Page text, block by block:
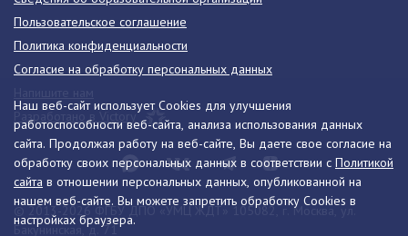
Наш веб-сайт использует Cookies для улучшения
работоспособности веб-сайта, анализа использования данных
сайта. Продолжая работу на веб-сайте, Вы даете свое согласие на
обработку своих персональных данных в соответствии с Политикой
сайта в отношении персональных данных, опубликованной на
нашем веб-сайте. Вы можете запретить обработку Cookies в
настройках браузера.
© 2013-2026 ФГБУ ДПО «УМЦ ЖДТ» 105082, г. Москва, ул.
Бакунинская, д. 71
Пользовательское соглашение
Политика конфиденциальности
Согласие на обработку персональных данных
Разработано в Victory